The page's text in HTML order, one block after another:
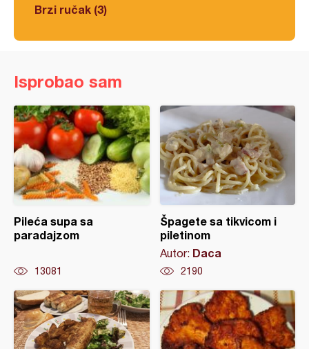
Brzi ručak (3)
Isprobao sam
Pileća supa sa
paradajzom
13081
Špagete sa tikvicom i
piletinom
Autor: Daca
2190